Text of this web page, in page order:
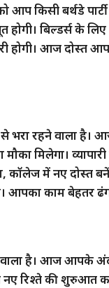
किसी बर्थडे
बिल्डर्स के
होगी। आज दोस्त
भरा रहने वाला है।
मिलेगा।
कॉलेज में नए
काम बेहतर ढंग
है। आज आपके
रिश्ते की शुरुआत